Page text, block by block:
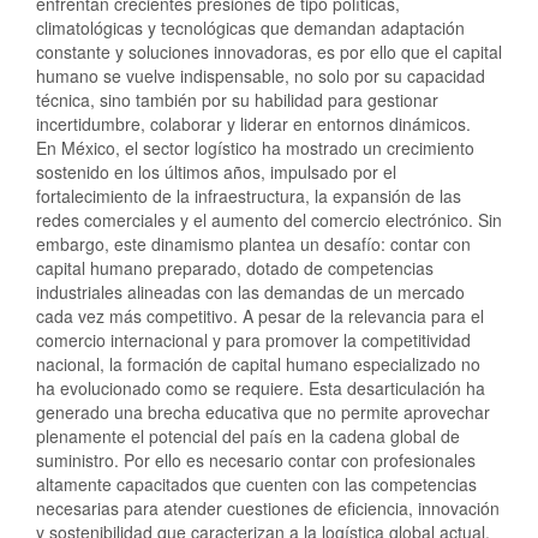
climatológicas y tecnológicas que demandan adaptación
constante y soluciones innovadoras, es por ello que el capital
humano se vuelve indispensable, no solo por su capacidad
técnica, sino también por su habilidad para gestionar
incertidumbre, colaborar y liderar en entornos dinámicos.
En México, el sector logístico ha mostrado un crecimiento
sostenido en los últimos años, impulsado por el
fortalecimiento de la infraestructura, la expansión de las
redes comerciales y el aumento del comercio electrónico. Sin
embargo, este dinamismo plantea un desafío: contar con
capital humano preparado, dotado de competencias
industriales alineadas con las demandas de un mercado
cada vez más competitivo. A pesar de la relevancia para el
comercio internacional y para promover la competitividad
nacional, la formación de capital humano especializado no
ha evolucionado como se requiere. Esta desarticulación ha
generado una brecha educativa que no permite aprovechar
plenamente el potencial del país en la cadena global de
suministro. Por ello es necesario contar con profesionales
altamente capacitados que cuenten con las competencias
necesarias para atender cuestiones de eficiencia, innovación
y sostenibilidad que caracterizan a la logística global actual.